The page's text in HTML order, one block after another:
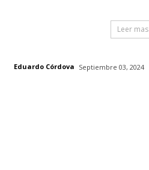
Leer mas
Eduardo Córdova Septiembre 03, 2024